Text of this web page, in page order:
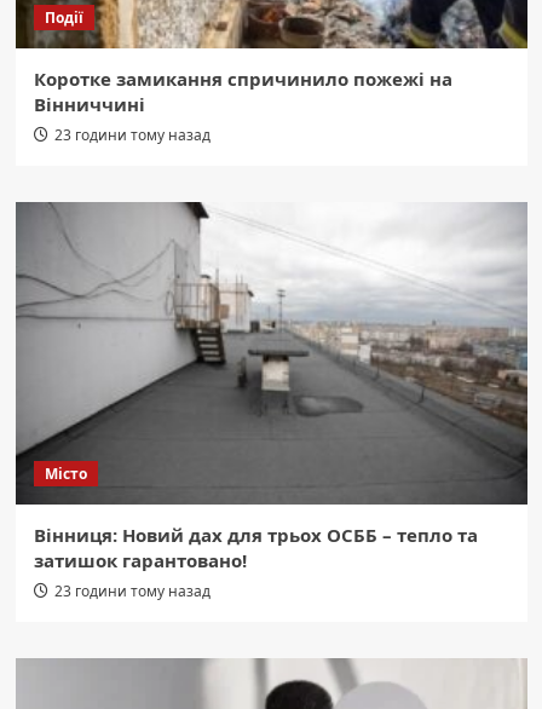
Події
Коротке замикання спричинило пожежі на
Вінниччині
23 години тому назад
Місто
Вінниця: Новий дах для трьох ОСББ – тепло та
затишок гарантовано!
23 години тому назад